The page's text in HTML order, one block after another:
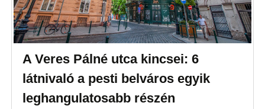
A Veres Pálné utca kincsei: 6
látnivaló a pesti belváros egyik
leghangulatosabb részén